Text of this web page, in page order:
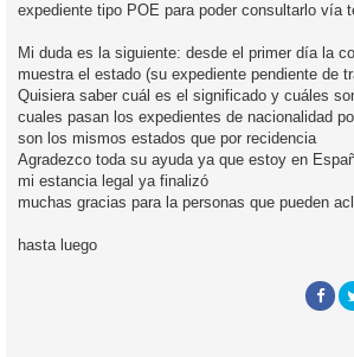
expediente tipo POE para poder consultarlo vía
Mi duda es la siguiente: desde el primer día la
muestra el estado (su expediente pendiente de
Quisiera saber cuál es el significado y cuáles
cuales pasan los expedientes de nacionalidad
son los mismos estados que por recidencia
Agradezco toda su ayuda ya que estoy en
mi estancia legal ya finalizó
muchas gracias para la personas que pueden
hasta luego